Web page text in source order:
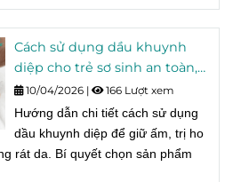
Cách sử dụng dầu khuynh
diệp cho trẻ sơ sinh an toàn,
không gây bỏng rát.
10/04/2026 | 166 Lượt xem
Hướng dẫn chi tiết cách sử dụng
dầu khuynh diệp để giữ ấm, trị ho
rát da. Bí quyết chọn sản phẩm